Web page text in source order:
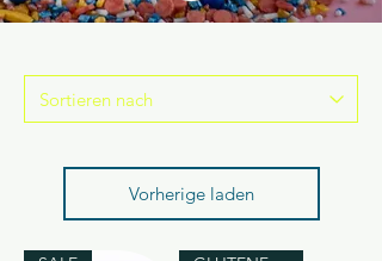
Vorherige laden